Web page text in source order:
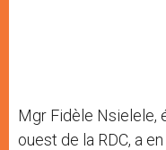
Mgr Fidèle Nsielele,
ouest de la RDC, a